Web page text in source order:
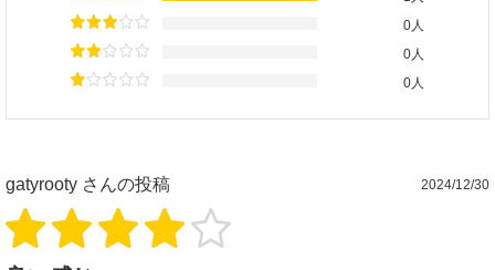
0人
0人
0人
gatyrooty さんの投稿 2024/12/30